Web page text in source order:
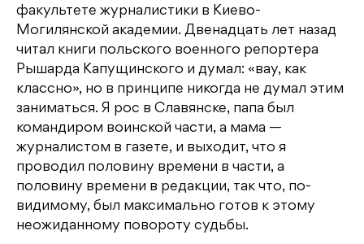
факультете журналистики в Киево-
Могилянской академии. Двенадцать лет назад
читал книги польского военного репортера
Рышарда Капущинского и думал: «вау, как
классно», но в принципе никогда не думал этим
заниматься. Я рос в Славянске, папа был
командиром воинской части, а мама —
журналистом в газете, и выходит, что я
проводил половину времени в части, а
половину времени в редакции, так что, по-
видимому, был максимально готов к этому
неожиданному повороту судьбы.